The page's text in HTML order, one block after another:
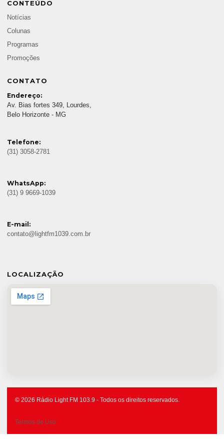
CONTEÚDO
Notícias
Colunas
Programas
Promoções
CONTATO
Endereço:
Av. Bias fortes 349, Lourdes,
Belo Horizonte - MG
Telefone:
(31) 3058-2781
WhatsApp:
(31) 9 9669-1039
E-mail:
contato@lightfm1039.com.br
LOCALIZAÇÃO
© 2026 Rádio Light FM 103.9 - Todos os direitos reservados.
Termos de Uso